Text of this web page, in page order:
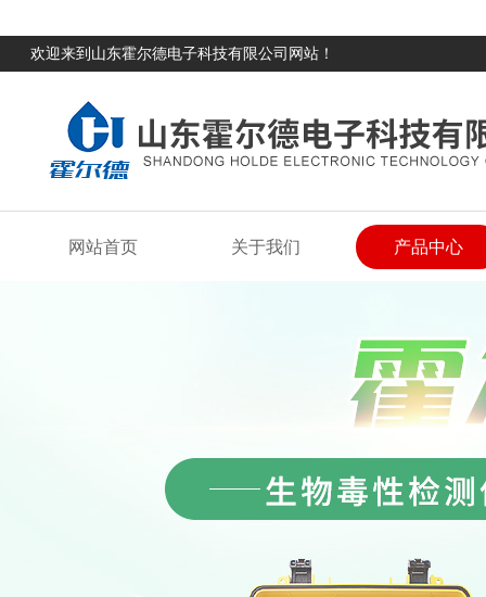
欢迎来到山东霍尔德电子科技有限公司网站！
网站首页 关于我们 产品中心